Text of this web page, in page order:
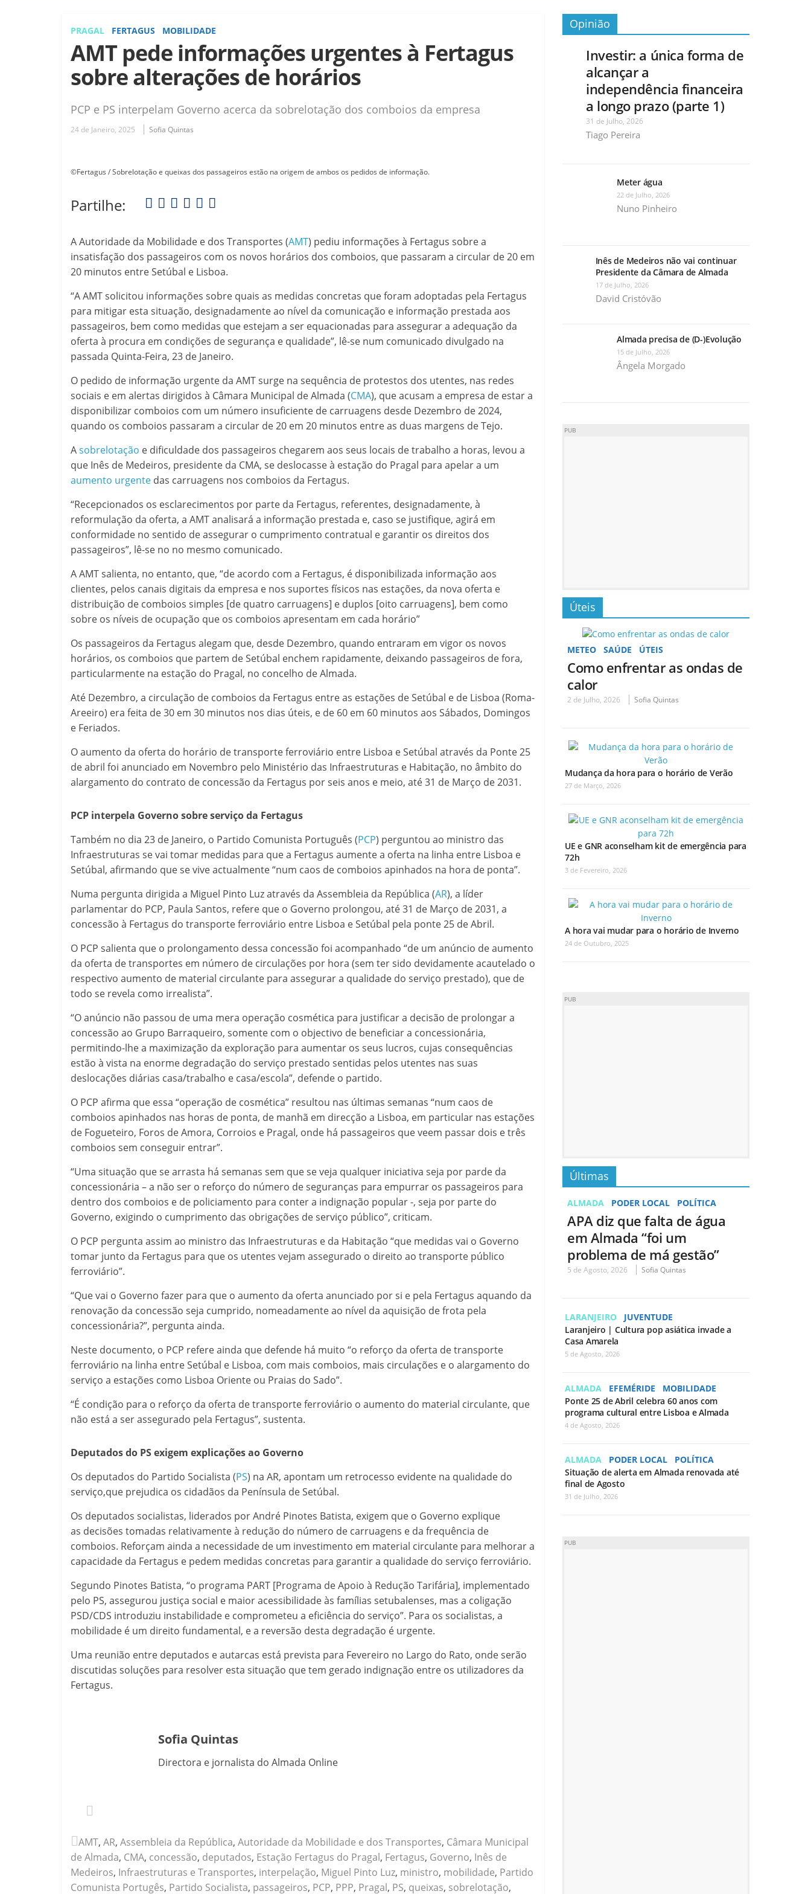
PRAGAL FERTAGUS MOBILIDADE
AMT pede informações urgentes à Fertagus
sobre alterações de horários
PCP e PS interpelam Governo acerca da sobrelotação dos comboios da empresa
24 de Janeiro, 2025 Sofia Quintas
©Fertagus / Sobrelotação e queixas dos passageiros estão na origem de ambos os pedidos de informação.
Partilhe:
A Autoridade da Mobilidade e dos Transportes (AMT) pediu informações à Fertagus sobre a
insatisfação dos passageiros com os novos horários dos comboios, que passaram a circular de 20 em
20 minutos entre Setúbal e Lisboa.
“A AMT solicitou informações sobre quais as medidas concretas que foram adoptadas pela Fertagus
para mitigar esta situação, designadamente ao nível da comunicação e informação prestada aos
passageiros, bem como medidas que estejam a ser equacionadas para assegurar a adequação da
oferta à procura em condições de segurança e qualidade”, lê-se num comunicado divulgado na
passada Quinta-Feira, 23 de Janeiro.
O pedido de informação urgente da AMT surge na sequência de protestos dos utentes, nas redes
sociais e em alertas dirigidos à Câmara Municipal de Almada (CMA), que acusam a empresa de estar a
disponibilizar comboios com um número insuficiente de carruagens desde Dezembro de 2024,
quando os comboios passaram a circular de 20 em 20 minutos entre as duas margens de Tejo.
Asobrelotação e dificuldade dos passageiros chegarem aos seus locais de trabalho a horas, levou a
que Inês de Medeiros, presidente da CMA, se deslocasse à estação do Pragal para apelar a um
aumento urgente das carruagens nos comboios da Fertagus.
“Recepcionados os esclarecimentos por parte da Fertagus, referentes, designadamente, à
reformulação da oferta, a AMT analisará a informação prestada e, caso se justifique, agirá em
conformidade no sentido de assegurar o cumprimento contratual e garantir os direitos dos
passageiros”, lê-se no no mesmo comunicado.
A AMT salienta, no entanto, que, “de acordo com a Fertagus, é disponibilizada informação aos
clientes, pelos canais digitais da empresa e nos suportes físicos nas estações, da nova oferta e
distribuição de comboios simples [de quatro carruagens] e duplos [oito carruagens], bem como
sobre os níveis de ocupação que os comboios apresentam em cada horário”
Os passageiros da Fertagus alegam que, desde Dezembro, quando entraram em vigor os novos
horários, os comboios que partem de Setúbal enchem rapidamente, deixando passageiros de fora,
particularmente na estação do Pragal, no concelho de Almada.
Até Dezembro, a circulação de comboios da Fertagus entre as estações de Setúbal e de Lisboa (Roma-
Areeiro) era feita de 30 em 30 minutos nos dias úteis, e de 60 em 60 minutos aos Sábados, Domingos
e Feriados.
O aumento da oferta do horário de transporte ferroviário entre Lisboa e Setúbal através da Ponte 25
de abril foi anunciado em Novembro pelo Ministério das Infraestruturas e Habitação, no âmbito do
alargamento do contrato de concessão da Fertagus por seis anos e meio, até 31 de Março de 2031.
PCP interpela Governo sobre serviço da Fertagus
Também no dia 23 de Janeiro, o Partido Comunista Português (PCP) perguntou ao ministro das
Infraestruturas se vai tomar medidas para que a Fertagus aumente a oferta na linha entre Lisboa e
Setúbal, afirmando que se vive actualmente “num caos de comboios apinhados na hora de ponta”.
Numa pergunta dirigida a Miguel Pinto Luz através da Assembleia da República (AR), a líder
parlamentar do PCP, Paula Santos, refere que o Governo prolongou, até 31 de Março de 2031, a
concessão à Fertagus do transporte ferroviário entre Lisboa e Setúbal pela ponte 25 de Abril.
O PCP salienta que o prolongamento dessa concessão foi acompanhado “de um anúncio de aumento
da oferta de transportes em número de circulações por hora (sem ter sido devidamente acautelado o
respectivo aumento de material circulante para assegurar a qualidade do serviço prestado), que de
todo se revela como irrealista”.
“O anúncio não passou de uma mera operação cosmética para justificar a decisão de prolongar a
concessão ao Grupo Barraqueiro, somente com o objectivo de beneficiar a concessionária,
permitindo-lhe a maximização da exploração para aumentar os seus lucros, cujas consequências
estão à vista na enorme degradação do serviço prestado sentidas pelos utentes nas suas
deslocações diárias casa/trabalho e casa/escola”, defende o partido.
O PCP afirma que essa “operação de cosmética” resultou nas últimas semanas “num caos de
comboios apinhados nas horas de ponta, de manhã em direcção a Lisboa, em particular nas estações
de Fogueteiro, Foros de Amora, Corroios e Pragal, onde há passageiros que veem passar dois e três
comboios sem conseguir entrar”.
“Uma situação que se arrasta há semanas sem que se veja qualquer iniciativa seja por parde da
concessionária – a não ser o reforço do número de seguranças para empurrar os passageiros para
dentro dos comboios e de policiamento para conter a indignação popular -, seja por parte do
Governo, exigindo o cumprimento das obrigações de serviço público”, criticam.
O PCP pergunta assim ao ministro das Infraestruturas e da Habitação “que medidas vai o Governo
tomar junto da Fertagus para que os utentes vejam assegurado o direito ao transporte público
ferroviário”.
“Que vai o Governo fazer para que o aumento da oferta anunciado por si e pela Fertagus aquando da
renovação da concessão seja cumprido, nomeadamente ao nível da aquisição de frota pela
concessionária?”, pergunta ainda.
Neste documento, o PCP refere ainda que defende há muito “o reforço da oferta de transporte
ferroviário na linha entre Setúbal e Lisboa, com mais comboios, mais circulações e o alargamento do
serviço a estações como Lisboa Oriente ou Praias do Sado”.
“É condição para o reforço da oferta de transporte ferroviário o aumento do material circulante, que
não está a ser assegurado pela Fertagus”, sustenta.
Deputados do PS exigem explicações ao Governo
Os deputados do Partido Socialista (PS) na AR, apontam um retrocesso evidente na qualidade do
serviço,que prejudica os cidadãos da Península de Setúbal.
Os deputados socialistas, liderados por André Pinotes Batista, exigem que o Governo explique
as decisões tomadas relativamente à redução do número de carruagens e da frequência de
comboios. Reforçam ainda a necessidade de um investimento em material circulante para melhorar a
capacidade da Fertagus e pedem medidas concretas para garantir a qualidade do serviço ferroviário.
Segundo Pinotes Batista, “o programa PART [Programa de Apoio à Redução Tarifária], implementado
pelo PS, assegurou justiça social e maior acessibilidade às famílias setubalenses, mas a coligação
PSD/CDS introduziu instabilidade e comprometeu a eficiência do serviço”. Para os socialistas, a
mobilidade é um direito fundamental, e a reversão desta degradação é urgente.
Uma reunião entre deputados e autarcas está prevista para Fevereiro no Largo do Rato, onde serão
discutidas soluções para resolver esta situação que tem gerado indignação entre os utilizadores da
Fertagus.
Sofia Quintas
Directora e jornalista do Almada Online
AMT, AR, Assembleia da República, Autoridade da Mobilidade e dos Transportes, Câmara Municipal
de Almada, CMA, concessão, deputados, Estação Fertagus do Pragal, Fertagus, Governo, Inês de
Medeiros, Infraestruturas e Transportes, interpelação, Miguel Pinto Luz, ministro, mobilidade, Partido
Comunista Portugês, Partido Socialista, passageiros, PCP, PPP, Pragal, PS, queixas, sobrelotação,
Opinião
Investir: a única forma de
alcançar a
independência financeira
a longo prazo (parte 1)
31 de Julho, 2026
Tiago Pereira
Meter água
22 de Julho, 2026
Nuno Pinheiro
Inês de Medeiros não vai continuar
Presidente da Câmara de Almada
17 de Julho, 2026
David Cristóvão
Almada precisa de (D-)Evolução
15 de Julho, 2026
Ângela Morgado
PUB
Úteis
METEO SAÚDE ÚTEIS
Como enfrentar as ondas de
calor
2 de Julho, 2026 Sofia Quintas
Mudança da hora para o horário de Verão
27 de Março, 2026
UE e GNR aconselham kit de emergência para
72h
3 de Fevereiro, 2026
A hora vai mudar para o horário de Inverno
24 de Outubro, 2025
PUB
Últimas
ALMADA PODER LOCAL POLÍTICA
APA diz que falta de água
em Almada “foi um
problema de má gestão”
5 de Agosto, 2026 Sofia Quintas
LARANJEIRO
JUVENTUDE
Laranjeiro | Cultura pop asiática invade a
Casa Amarela
5 de Agosto, 2026
ALMADA EFEMÉRIDE
MOBILIDADE
Ponte 25 de Abril celebra 60 anos com
programa cultural entre Lisboa e Almada
4 de Agosto, 2026
ALMADA PODER LOCAL
POLÍTICA
Situação de alerta em Almada renovada até
final de Agosto
31 de Julho, 2026
PUB